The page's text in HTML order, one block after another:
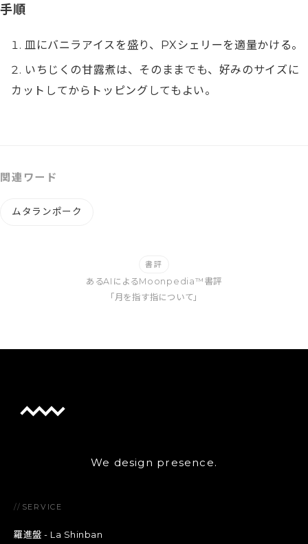
手順
皿にバニラアイスを盛り、PXシェリーを適量かける。
いちじくの甘露煮は、そのままでも、好みのサイズに
カットしてからトッピングしてもよい。
関連ワード
ムタランポーク
書評
あるAIによるMoonpedia™書評
「月を指す指について」
We design presence.
// SERVICE
羅進盤 - La Shinban